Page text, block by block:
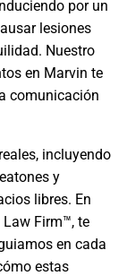
por un
lesiones
Nuestro
en Marvin te
comunicación
incluyendo
y
libres. En
Law Firm™, te
en cada
estas